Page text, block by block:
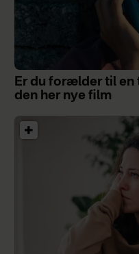
Er du forælder til en
den her nye film